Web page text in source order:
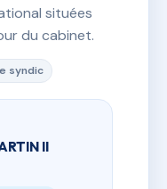
situées
du cabinet.
syndic
II